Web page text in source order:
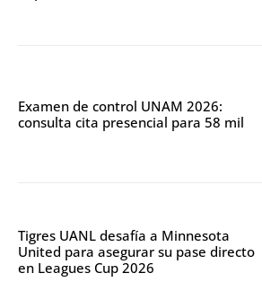
Examen de control UNAM 2026:
consulta cita presencial para 58 mil
Tigres UANL desafía a Minnesota
United para asegurar su pase directo
en Leagues Cup 2026